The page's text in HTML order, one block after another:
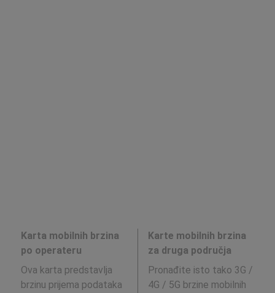
Karta mobilnih brzina
po operateru
Ova karta predstavlja
brzinu prijema podataka
Karte mobilnih brzina
za druga područja
Pronađite isto tako 3G /
4G / 5G brzine mobilnih